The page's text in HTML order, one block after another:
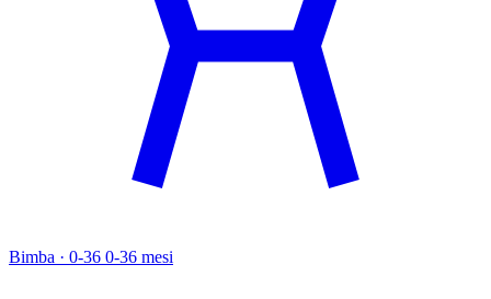
Bimba · 0-36 0-36 mesi